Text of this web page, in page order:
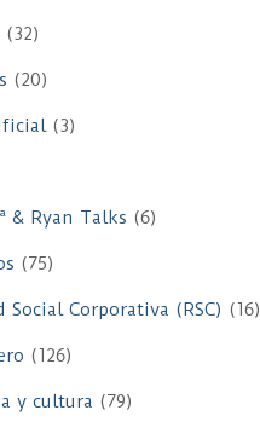
(32)
(20)
(3)
& Ryan Talks (6)
(75)
Social Corporativa (RSC) (16)
(126)
y cultura (79)